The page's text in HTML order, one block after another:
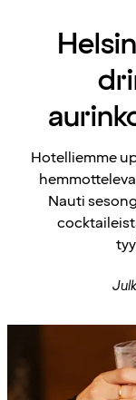
Hotelliemme
Nauti